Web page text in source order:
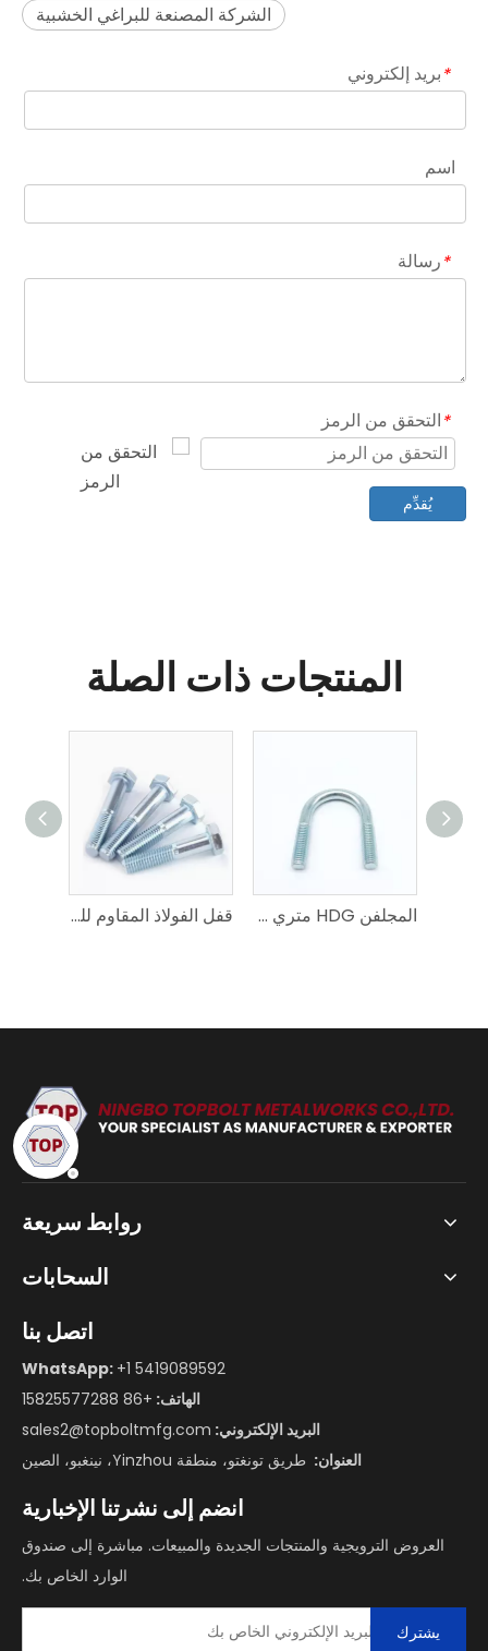
الشركة المصنعة للبراغي الخشبية
*بريد إلكتروني
اسم
*رسالة
*التحقق من الرمز
يُقدِّم
المنتجات ذات الصلة
قفل الفولاذ المقاوم للصدأ | A2-70/A4-80/2205 دوبلكس | برغي غسالة الترباس | دين / إسو / أنسي المجلفن HDG متري بوصة U البراغي
روابط سريعة
السحابات
اتصل بنا
WhatsApp: +1 5419089592
الهاتف: +86 15825577288
البريد الإلكتروني: sales2@topboltmfg.com
العنوان: طريق تونغتو، منطقة Yinzhou، نينغبو، الصين
انضم إلى نشرتنا الإخبارية
العروض الترويجية والمنتجات الجديدة والمبيعات. مباشرة إلى صندوق
الوارد الخاص بك.
يشترك